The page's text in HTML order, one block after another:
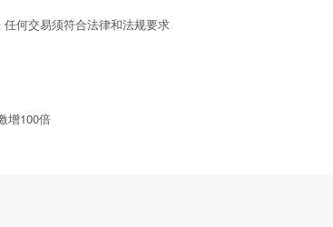
何交易须符合法律和法规要求
增100倍